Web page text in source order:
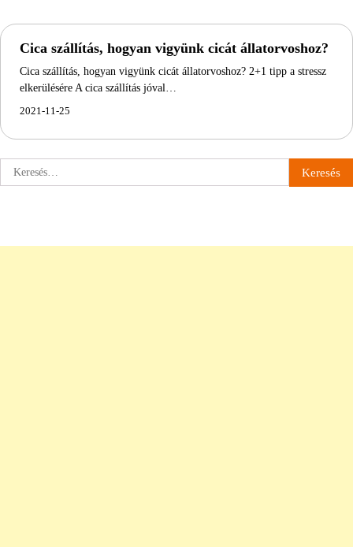
Cica szállítás, hogyan vigyünk cicát állatorvoshoz?
Cica szállítás, hogyan vigyünk cicát állatorvoshoz? 2+1 tipp a stressz
elkerülésére A cica szállítás jóval…
2021-11-25
Keresés: